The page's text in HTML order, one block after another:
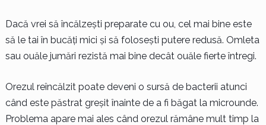
Dacă vrei să încălzești preparate cu ou, cel mai bine este
să le tai în bucăți mici și să folosești putere redusă. Omleta
sau ouăle jumări rezistă mai bine decât ouăle fierte întregi.
Orezul reîncălzit poate deveni o sursă de bacterii atunci
când este păstrat greșit înainte de a fi băgat la microunde.
Problema apare mai ales când orezul rămâne mult timp la